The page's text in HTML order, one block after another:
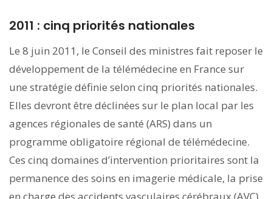
2011 : cinq priorités nationales
Le 8 juin 2011, le Conseil des ministres fait reposer le
développement de la télémédecine en France sur
une stratégie définie selon cinq priorités nationales.
Elles devront être déclinées sur le plan local par les
agences régionales de santé (ARS) dans un
programme obligatoire régional de télémédecine.
Ces cinq domaines d’intervention prioritaires sont la
permanence des soins en imagerie médicale, la prise